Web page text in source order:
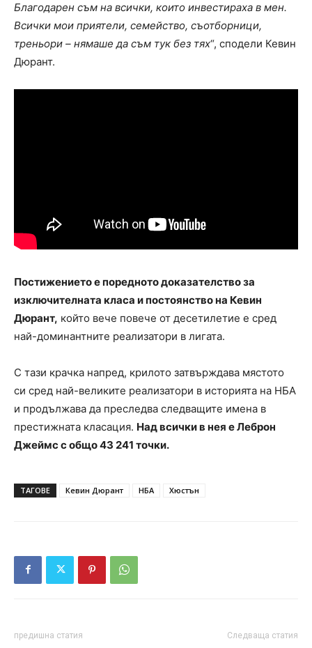
Благодарен съм на всички, които инвестираха в мен.
Всички мои приятели, семейство, съотборници,
треньори – нямаше да съм тук без тях“, сподели Кевин
Дюрант.
Постижението е поредното доказателство за
изключителната класа и постоянство на Кевин
Дюрант, който вече повече от десетилетие е сред
най-доминантните реализатори в лигата.
С тази крачка напред, крилото затвърждава мястото
си сред най-великите реализатори в историята на НБА
и продължава да преследва следващите имена в
престижната класация. Над всички в нея е Леброн
Джеймс с общо 43 241 точки.
ТАГОВЕ Кевин Дюрант НБА Хюстън
предишна статия Следваща статия